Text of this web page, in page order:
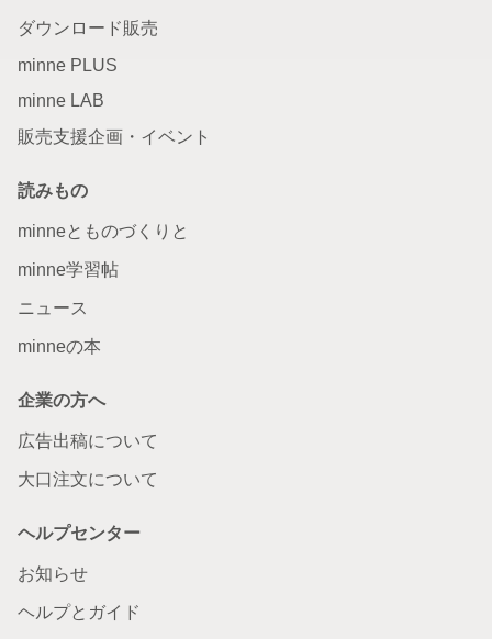
ダウンロード販売
minne PLUS
minne LAB
販売支援企画・イベント
読みもの
minneとものづくりと
minne学習帖
ニュース
minneの本
企業の方へ
広告出稿について
大口注文について
ヘルプセンター
お知らせ
ヘルプとガイド